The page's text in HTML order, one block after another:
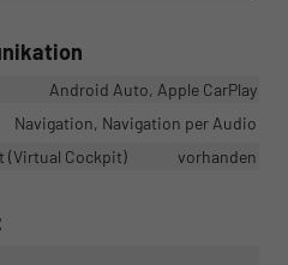
Android Auto, Apple CarPlay
Navigation, Navigation per Audio
(Virtual Cockpit)
vorhanden